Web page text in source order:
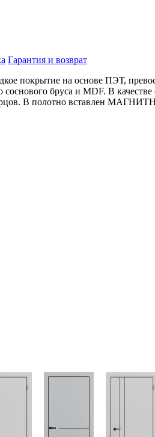
Гарантия и возврат
покрытие на основе ПЭТ,
соснового бруса и MDF. В
В полотно вставлен